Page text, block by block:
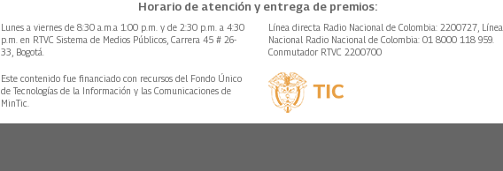
Horario de atención y entrega de premios:
Lunes a viernes de 8:30 a.m.a 1:00 p.m. y de 2:30 p.m. a 4:30
p.m. en RTVC Sistema de Medios Públicos, Carrera 45 # 26-
33, Bogotá.
Línea directa Radio Nacional de Colombia: 2200727, Línea
Nacional Radio Nacional de Colombia: 01 8000 118 959.
Conmutador RTVC 2200700
Este contenido fue financiado con recursos del Fondo Único
de Tecnologías de la Información y las Comunicaciones de
MinTic.